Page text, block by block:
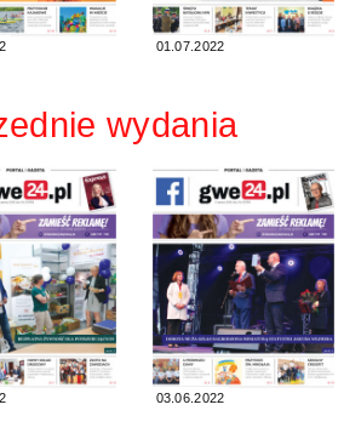
01.07.2022
wydania
03.06.2022